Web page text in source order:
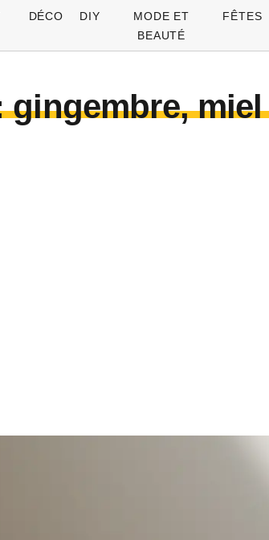
DÉCO DIY
MODE ET
BEAUTÉ
FÊTES
gingembre,